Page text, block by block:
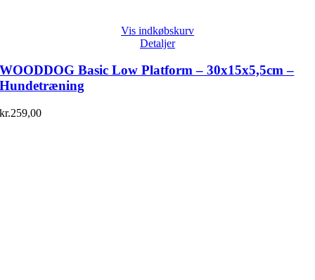
Vis indkøbskurv
Detaljer
WOODDOG Basic Low Platform – 30x15x5,5cm –
Hundetræning
kr.259,00